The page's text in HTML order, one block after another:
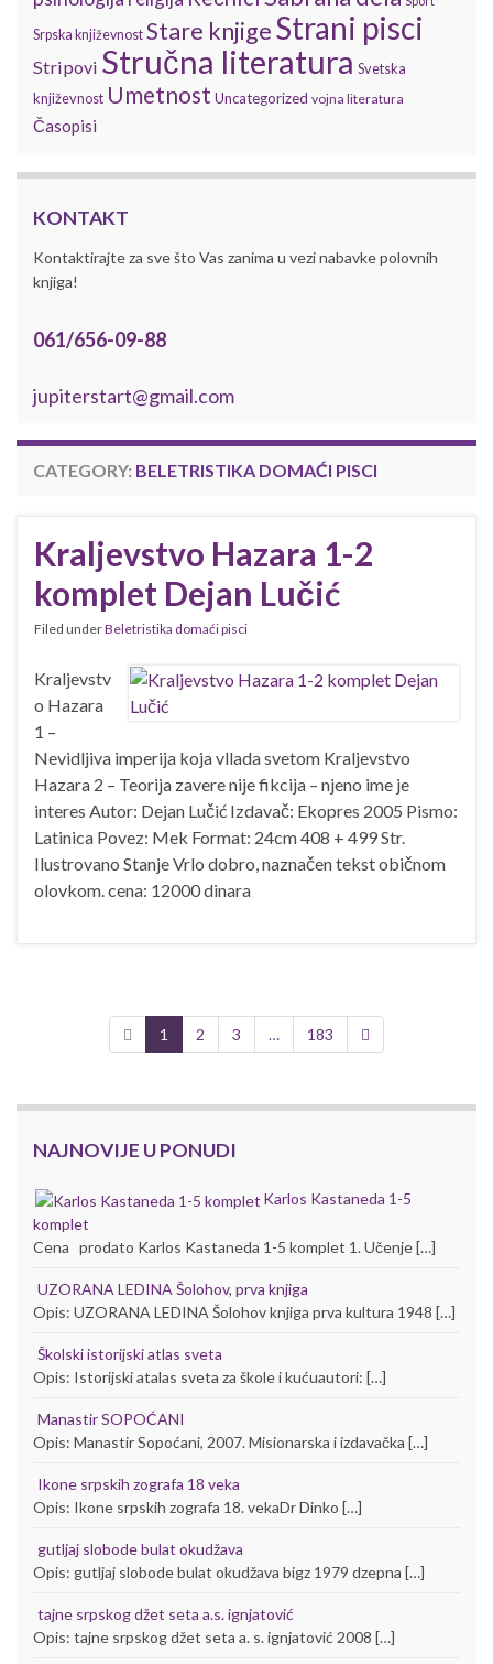
Srpska književnost Stare knjigeStrani pisci
Stripovi Stručna literatura Svetska
književnost Umetnost Uncategorized vojna literatura
Časopisi
KONTAKT
Kontaktirajte za sve što Vas zanima u vezi nabavke polovnih
knjiga!
061/656-09-88
jupiterstart@gmail.com
CATEGORY: BELETRISTIKA DOMAĆI PISCI
Kraljevstvo Hazara 1-2
komplet Dejan Lučić
Filed underBeletristika domaći pisci
Kraljevstv
o Hazara
1 –
Nevidljiva imperija koja vllada svetom Kraljevstvo
Hazara 2 – Teorija zavere nije fikcija – njeno ime je
interes Autor: Dejan Lučić Izdavač: Ekopres 2005 Pismo:
Latinica Povez: Mek Format: 24cm 408 + 499 Str.
Ilustrovano Stanje Vrlo dobro, naznačen tekst običnom
olovkom. cena: 12000 dinara
Kraljevstvo
imperija
vllada
svetom
zavere
nije
fikcija
-
ime
je
interes
1 2 3 … 183
NAJNOVIJE U PONUDI
Karlos Kastaneda 1-5
komplet
Cena prodato Karlos Kastaneda 1-5 komplet 1. Učenje […]
UZORANA LEDINA Šolohov, prva knjiga
Opis: UZORANA LEDINA Šolohov knjiga prva kultura 1948 […]
Školski istorijski atlas sveta
Opis: Istorijski atalas sveta za škole i kućuautori: […]
Manastir SOPOĆANI
Opis: Manastir Sopoćani, 2007. Misionarska i izdavačka […]
Ikone srpskih zografa 18 veka
Opis: Ikone srpskih zografa 18. vekaDr Dinko […]
gutljaj slobode bulat okudžava
Opis: gutljaj slobode bulat okudžava bigz 1979 dzepna […]
tajne srpskog džet seta a.s. ignjatović
Opis: tajne srpskog džet seta a. s. ignjatović 2008 […]